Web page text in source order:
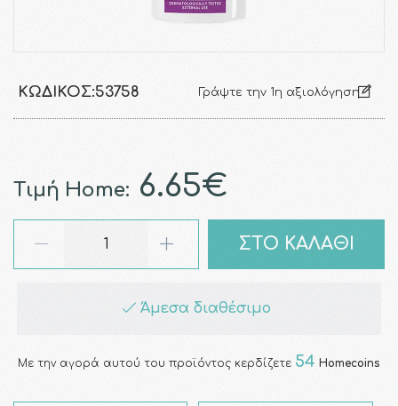
ΚΩΔΙΚΌΣ:53758 Γράψτε την 1η αξιολόγηση
Τιμή Home: 6.65€
ΣΤΟ ΚΑΛΑΘΙ
Άμεσα διαθέσιμο
Με την αγορά αυτού του προϊόντος κερδίζετε 54 Homecoins